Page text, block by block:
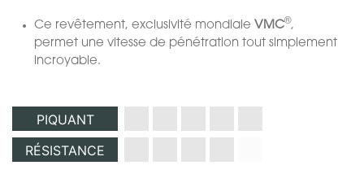
Ce revêtement, exclusivité mondiale VMC®,
permet une vitesse de pénétration tout simplement
incroyable.
PIQUANT
RÉSISTANCE